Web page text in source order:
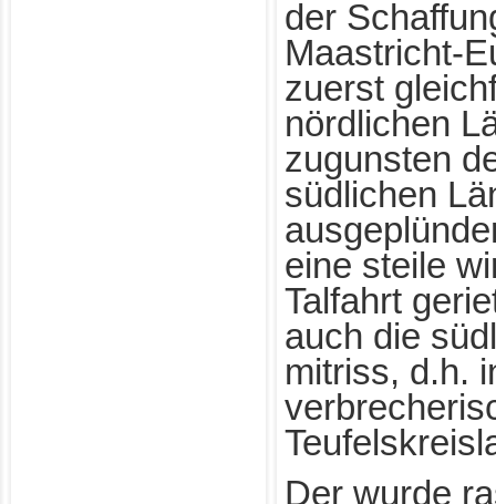
der
Maastricht-
zuerst
nördlichen
zugunsten
südlichen
eine steile
Talfahrt
auch die
mitriss, d.h.
Der wurde